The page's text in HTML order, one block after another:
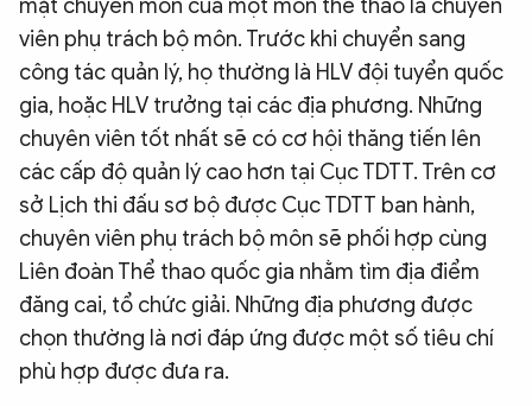
mặt chuyên môn của một môn thể thao là chuyên
viên phụ trách bộ môn. Trước khi chuyển sang
công tác quản lý, họ thường là HLV đội tuyển quốc
gia, hoặc HLV trưởng tại các địa phương. Những
chuyên viên tốt nhất sẽ có cơ hội thăng tiến lên
các cấp độ quản lý cao hơn tại Cục TDTT. Trên cơ
sở Lịch thi đấu sơ bộ được Cục TDTT ban hành,
chuyên viên phụ trách bộ môn sẽ phối hợp cùng
Liên đoàn Thể thao quốc gia nhằm tìm địa điểm
đăng cai, tổ chức giải. Những địa phương được
chọn thường là nơi đáp ứng được một số tiêu chí
phù hợp được đưa ra.